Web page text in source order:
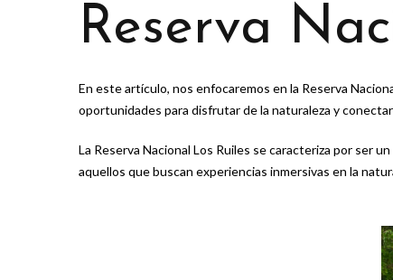
Reserva
En este artículo, nos enfocaremos en la Reserva
oportunidades para disfrutar de la naturaleza y
La Reserva Nacional Los Ruiles se caracteriza por ser
aquellos que buscan experiencias inmersivas en la